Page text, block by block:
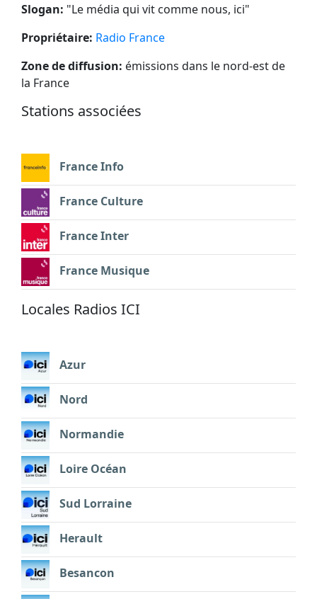
Slogan: "Le média qui vit comme nous, ici"
Propriétaire: Radio France
Zone de diffusion: émissions dans le nord-est de
la France
Stations associées
France Info
France Culture
France Inter
France Musique
Locales Radios ICI
Azur
Nord
Normandie
Loire Océan
Sud Lorraine
Herault
Besancon